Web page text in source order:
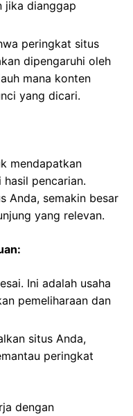
jika dianggap
peringkat situs
dipengaruhi oleh
mana konten
yang dicari.
mendapatkan
pencarian.
Anda, semakin besar
yang relevan.
Ini adalah usaha
pemeliharaan dan
situs Anda,
peringkat
dengan